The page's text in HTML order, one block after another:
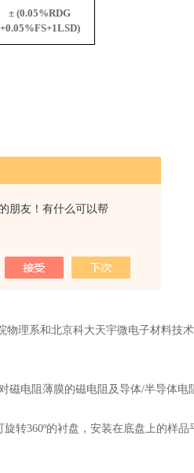
朋友！有什么可以帮
± (0.05%RDG
+0.05%FS+1LSD)
理系和北京科大天宇微电子材料技
磁电阻薄膜的磁电阻及导体/半导体电
旋转360º的衬盘，安装在底盘上的样